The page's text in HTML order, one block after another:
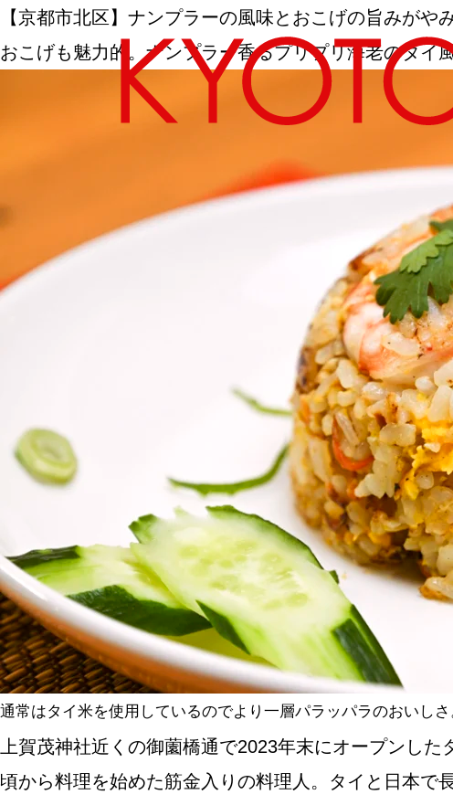
エリアから探す
カテゴリーから探す
SERIES
カレーが好き
京都おやつクラブ
私と店のはなし
今月の京みやげ
【京都市北区】ナンプラーの風味とおこげの旨みがや
おこげも魅力的。ナンプラー香るプリプリ海老のタイ
通常はタイ米を使用しているのでより一層パラッパラのおいし
上賀茂神社近くの御薗橋通で2023年末にオープンし
頃から料理を始めた筋金入りの料理人。タイと日本で